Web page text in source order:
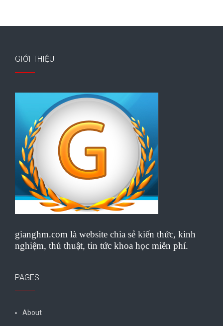
GIỚI THIỆU
gianghm.com là website chia sẻ kiến thức, kinh
nghiệm, thủ thuật, tin tức khoa học miễn phí.
PAGES
About